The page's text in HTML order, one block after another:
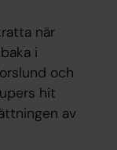
när
i
och
hit
av